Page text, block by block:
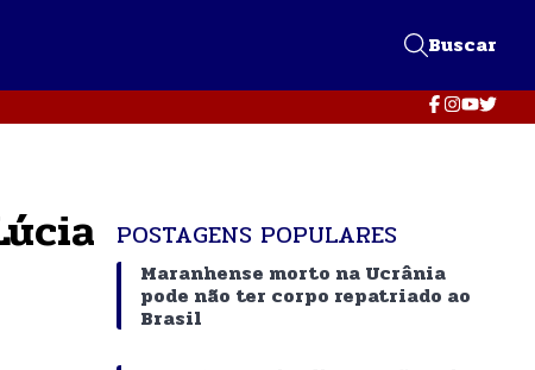
Buscar
POSTAGENS POPULARES
Maranhense morto na Ucrânia
pode não ter corpo repatriado ao
Brasil